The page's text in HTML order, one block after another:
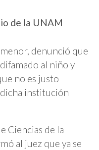
de la UNAM
denunció que
al niño y
no es justo
institución
Ciencias de la
al juez que ya se